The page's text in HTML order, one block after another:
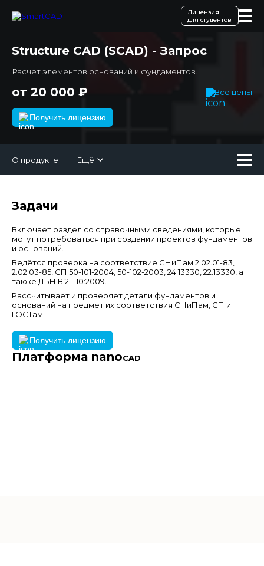
Лицензия
для студентов
Structure CAD (SCAD) - Запрос
Расчет элементов оснований и фундаментов.
от 20 000 ₽ Все цены
Получить лицензию
О продукте Ещё
Задачи
Включает раздел со справочными сведениями, которые
могут потребоваться при создании проектов фундаментов
и оснований.
Ведётся проверка на соответствие СНиПам 2.02.01-83,
2.02.03-85, СП 50-101-2004, 50-102-2003, 24.13330, 22.13330, а
также ДБН В.2.1-10:2009.
Рассчитывает и проверяет детали фундаментов и
оснований на предмет их соответствия СНиПам, СП и
ГОСТам.
Получить лицензию
Платформа nanoCAD